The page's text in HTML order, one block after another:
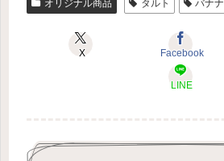
オリジナル商品 タルト バナナ
X Facebook
LINE